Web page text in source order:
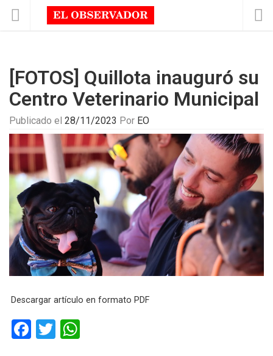
[FOTOS] Quillota inauguró su
Centro Veterinario Municipal
Publicado el 28/11/2023 Por EO
Descargar artículo en formato PDF
F
T